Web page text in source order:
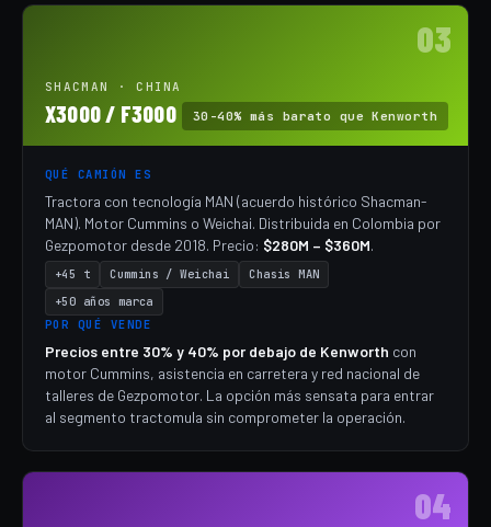
03
SHACMAN · CHINA
X3000 / F3000 30-40% más barato que Kenworth
QUÉ CAMIÓN ES
Tractora con tecnología MAN (acuerdo histórico Shacman-
MAN). Motor Cummins o Weichai. Distribuida en Colombia por
Gezpomotor desde 2018. Precio: $280M – $360M.
+45 t Cummins / Weichai
Chasis MAN
+50 años marca
POR QUÉ VENDE
Precios entre 30% y 40% por debajo de Kenworth con
motor Cummins, asistencia en carretera y red nacional de
talleres de Gezpomotor. La opción más sensata para entrar
al segmento tractomula sin comprometer la operación.
04